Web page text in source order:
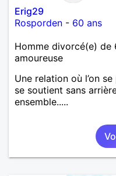
Erig29
Rosporden - 60 ans
Homme divorcé(e) de
amoureuse
Une relation où l’on
se soutient sans
ensemble.....